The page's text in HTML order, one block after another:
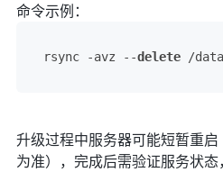
命令示例：
rsync -avz --delete /
升级过程中服务器可能短暂重
为准），完成后需验证服务状